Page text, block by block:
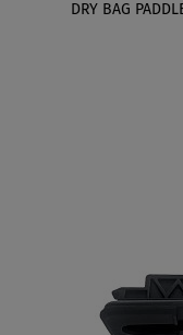
DRY BAG